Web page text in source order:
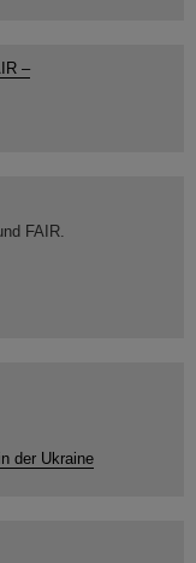
–
FAIR.
der Ukraine